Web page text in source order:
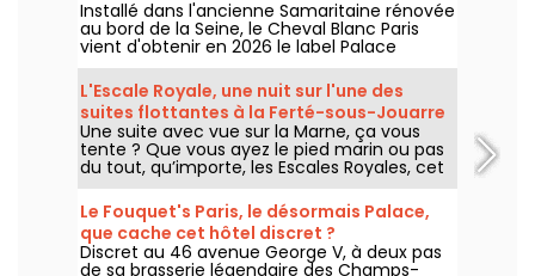
Installé dans l'ancienne Samaritaine rénovée
au bord de la Seine, le Cheval Blanc Paris
vient d'obtenir en 2026 le label Palace
décerné par Atout France, une distinction
qui couronne cinq ans d'une adresse qui a
profondément renouvelé les codes du luxe
à Paris. On vous dit pourquoi ce haut mérite
amplement la distinction.
L'Escale Royale, une nuit sur l'une des
suites flottantes à la Ferté-sous-Jouarre
(77)
Une suite avec vue sur la Marne, ça vous
tente ? Que vous ayez le pied marin ou pas
du tout, qu’importe, les Escales Royales, cet
hébergement insolite sur l’eau vous propose
de passer une nuit (ou plus si affinités) au
sein de l’une de ses suites flottantes du côté
de la Ferté-sous-Jouarre.
Le Fouquet's Paris, le désormais Palace,
que cache cet hôtel discret ?
Discret au 46 avenue George V, à deux pas
de sa brasserie légendaire des Champs-